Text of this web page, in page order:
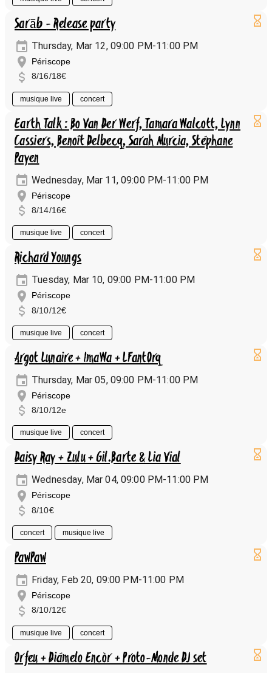
Sarāb - Release party
Thursday, Mar 12, 09:00 PM-11:00 PM
Périscope
8/16/18€
musique live concert
Earth Talk : Bo Van Der Werf, Tamara Walcott, Lynn
Cassiers, Benoît Delbecq, Sarah Murcia, Stéphane
Payen
Wednesday, Mar 11, 09:00 PM-11:00 PM
Périscope
8/14/16€
musique live concert
Richard Youngs
Tuesday, Mar 10, 09:00 PM-11:00 PM
Périscope
8/10/12€
musique live concert
Argot Lunaire + ImaWa + LFantOrq
Thursday, Mar 05, 09:00 PM-11:00 PM
Périscope
8/10/12e
musique live concert
Daisy Ray + Zulu + Gil.Barte & Lia Vial
Wednesday, Mar 04, 09:00 PM-11:00 PM
Périscope
8/10€
concert musique live
PawPaw
Friday, Feb 20, 09:00 PM-11:00 PM
Périscope
8/10/12€
musique live concert
Orfeu + Diámelo Encòr + Proto-Monde DJ set